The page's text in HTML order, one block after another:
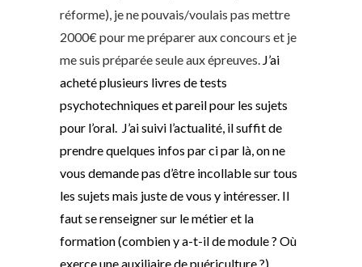
réforme), je ne pouvais/voulais pas mettre
2000€ pour me préparer aux concours et je
me suis préparée seule aux épreuves. J’ai
acheté plusieurs livres de tests
psychotechniques et pareil pour les sujets
pour l’oral. J’ai suivi l’actualité, il suffit de
prendre quelques infos par ci par là, on ne
vous demande pas d’être incollable sur tous
les sujets mais juste de vous y intéresser. Il
faut se renseigner sur le métier et la
formation (combien y a-t-il de module ? Où
exerce une auxiliaire de puériculture ?)